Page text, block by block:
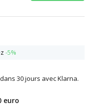
-5%
30 jours avec Klarna.
euro